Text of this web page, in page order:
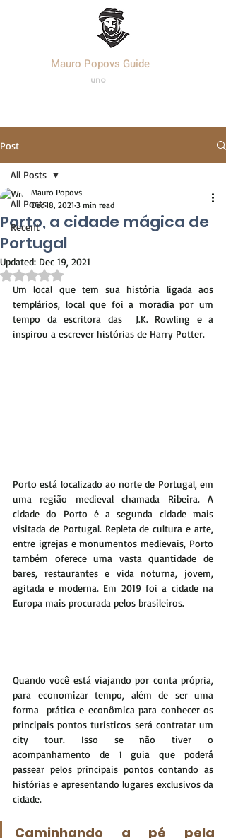
Mauro Popovs Guide
uno
Post
All Posts
Recent
All Posts
Porto, a cidade mágica de
Portugal
Mauro Popovs
Dec 18, 2021 3 min read
Updated: Dec 19, 2021
Rated NaN out of 5 stars.
Um local que tem sua história ligada aos
templários, local que foi a moradia por um
tempo da escritora das  J.K. Rowling e a
inspirou a escrever histórias de Harry Potter.
Porto está localizado ao norte de Portugal, em
uma região medieval chamada Ribeira. A
cidade do Porto é a segunda cidade mais
visitada de Portugal. Repleta de cultura e arte,
entre igrejas e monumentos medievais, Porto
também oferece uma vasta quantidade de
bares, restaurantes e vida noturna, jovem,
agitada e moderna. Em 2019 foi a cidade na
Europa mais procurada pelos brasileiros.
Quando você está viajando por conta própria,
para economizar tempo, além de ser uma
forma  prática e econômica para conhecer os
principais pontos turísticos será contratar um
city tour. Isso se não tiver o
acompanhamento de 1 guia que poderá
passear pelos principais pontos contando as
histórias e apresentando lugares exclusivos da
cidade.
Caminhando a pé pela